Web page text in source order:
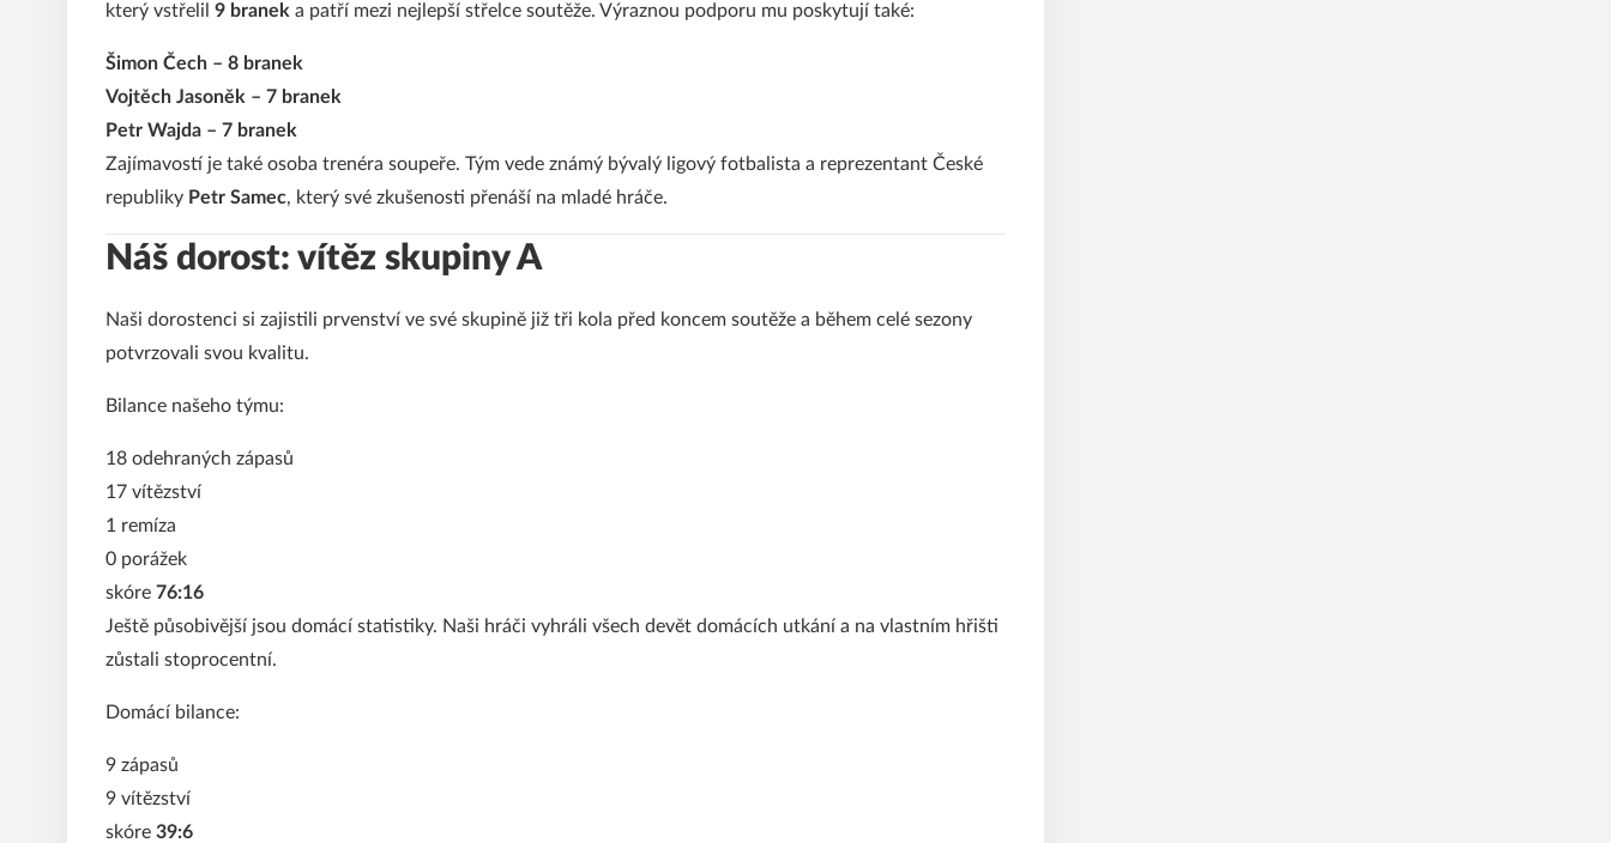
který vstřelil 9 branek a patří mezi nejlepší střelce soutěže. Výraznou podporu mu poskytují také:
Šimon Čech – 8 branek
Vojtěch Jasoněk – 7 branek
Petr Wajda – 7 branek
Zajímavostí je také osoba trenéra soupeře. Tým vede známý bývalý ligový fotbalista a reprezentant České
republiky Petr Samec, který své zkušenosti přenáší na mladé hráče.
Náš dorost: vítěz skupiny A
Naši dorostenci si zajistili prvenství ve své skupině již tři kola před koncem soutěže a během celé sezony
potvrzovali svou kvalitu.
Bilance našeho týmu:
18 odehraných zápasů
17 vítězství
1 remíza
0 porážek
skóre 76:16
Ještě působivější jsou domácí statistiky. Naši hráči vyhráli všech devět domácích utkání a na vlastním hřišti
zůstali stoprocentní.
Domácí bilance:
9 zápasů
9 vítězství
skóre 39:6